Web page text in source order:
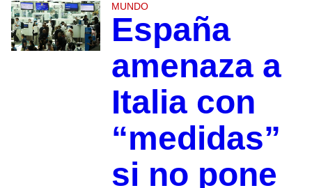
MUNDO
España
amenaza a
Italia con
“medidas”
si no pone